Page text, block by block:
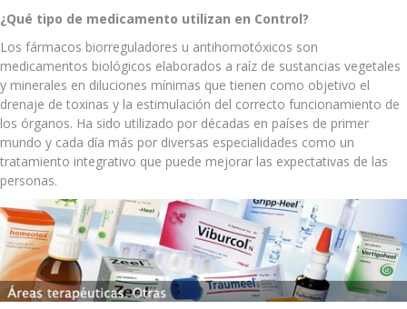
¿Qué tipo de medicamento utilizan en Control?
Los fármacos biorreguladores u antihomotóxicos son
medicamentos biológicos elaborados a raíz de sustancias vegetales
y minerales en diluciones mínimas que tienen como objetivo el
drenaje de toxinas y la estimulación del correcto funcionamiento de
los órganos. Ha sido utilizado por décadas en países de primer
mundo y cada día más por diversas especialidades como un
tratamiento integrativo que puede mejorar las expectativas de las
personas.